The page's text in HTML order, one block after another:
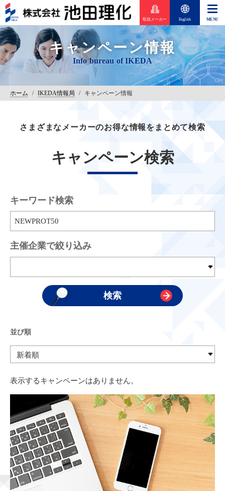
取扱メーカー English
キャンペーン情報
ホーム / IKEDA情報局 / キャンペーン情報
さまざまなメーカーのお得な情報をまとめて検索
キャンペーン検索
キーワード検索
主催企業で絞り込み
並び順
表示するキャンペーンはありません。